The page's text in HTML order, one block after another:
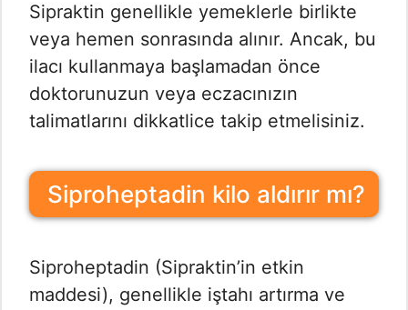
Sipraktin genellikle yemeklerle birlikte
veya hemen sonrasında alınır. Ancak, bu
ilacı kullanmaya başlamadan önce
doktorunuzun veya eczacınızın
talimatlarını dikkatlice takip etmelisiniz.
Siproheptadin kilo aldırır mı?
Siproheptadin (Sipraktin’in etkin
maddesi), genellikle iştahı artırma ve